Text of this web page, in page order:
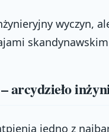
wyczyn,
arcydzieło
jedno z